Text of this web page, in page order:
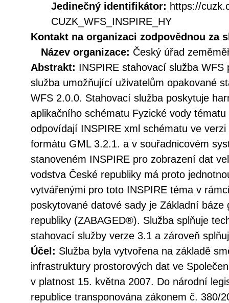
Jedinečný identifikátor: https://
CUZK_WFS_INSPIRE_HY
Kontakt na organizaci zodpovědnou za
Název organizace: Český úřad
Abstrakt: INSPIRE stahovací služba WFS
služba umožňující uživatelům opakované
WFS 2.0.0. Stahovací služba poskytuje
aplikačního schématu Fyzické vody
odpovídají INSPIRE xml schématu ve
formátu GML 3.2.1. a v souřadnicovém
stanoveném INSPIRE pro zobrazení dat
vodstva České republiky má proto
vytvářenými pro toto INSPIRE téma v
poskytované datové sady je Základní báze
republiky (ZABAGED®). Služba splňuje
stahovací služby verze 3.1 a zároveň
Účel: Služba byla vytvořena na základě
infrastruktury prostorových dat ve
v platnost 15. května 2007. Do národní
republice transponována zákonem č. 380/